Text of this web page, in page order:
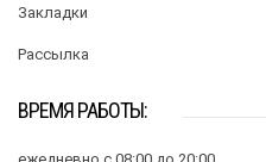
Закладки
Рассылка
ВРЕМЯ РАБОТЫ: